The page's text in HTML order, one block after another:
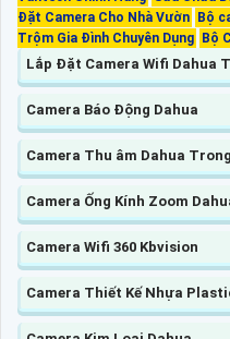
Đặt Camera Cho Nhà Vườn
Bộ
Trộm Gia Đình Chuyên Dụng
Bộ
Lắp Đặt Camera Wifi Dahua
Camera Báo Động Dahua
Camera Thu âm Dahua
Camera Ống Kính Zoom
Camera Wifi 360 Kbvision
Camera Thiết Kế Nhựa